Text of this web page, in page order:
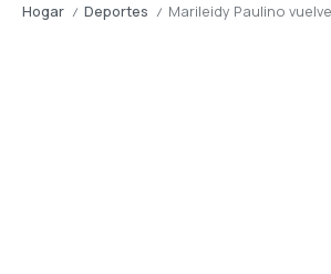
Hogar / Deportes / Marileidy Paulino vuelve a imponer su ley